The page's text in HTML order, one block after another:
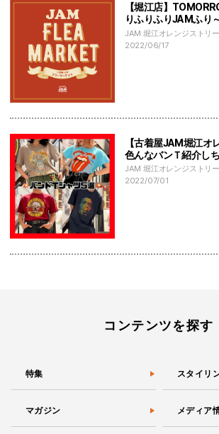
【堀江店】
りふりふりJAMふり
JAM 堀江オレンジストリ
2022/06/17
【古着屋JAM堀江オ
色んなバンＴ紹介し
JAM 堀江オレンジストリ
2022/07/01
コンテンツを探す
特集 スタイリ
マガジン メディア